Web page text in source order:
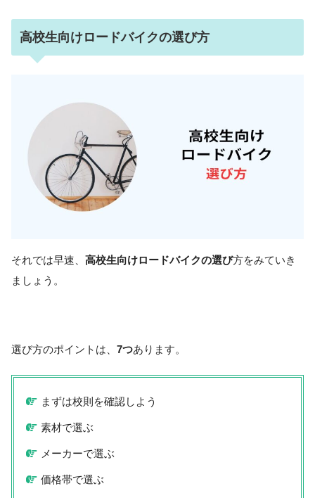
高校生向けロードバイクの選び方
それでは早速、 高校生向けロードバイクの選び方をみていき
ましょう。
選び方のポイントは、 7つあります。
まずは校則を確認しよう
素材で選ぶ
メーカーで選ぶ
価格帯で選ぶ